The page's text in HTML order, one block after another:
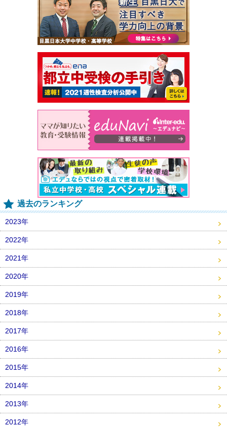
過去のランキング
2023年
2022年
2021年
2020年
2019年
2018年
2017年
2016年
2015年
2014年
2013年
2012年